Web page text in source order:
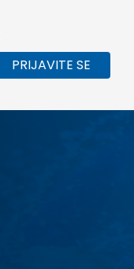
PRIJAVITE SE